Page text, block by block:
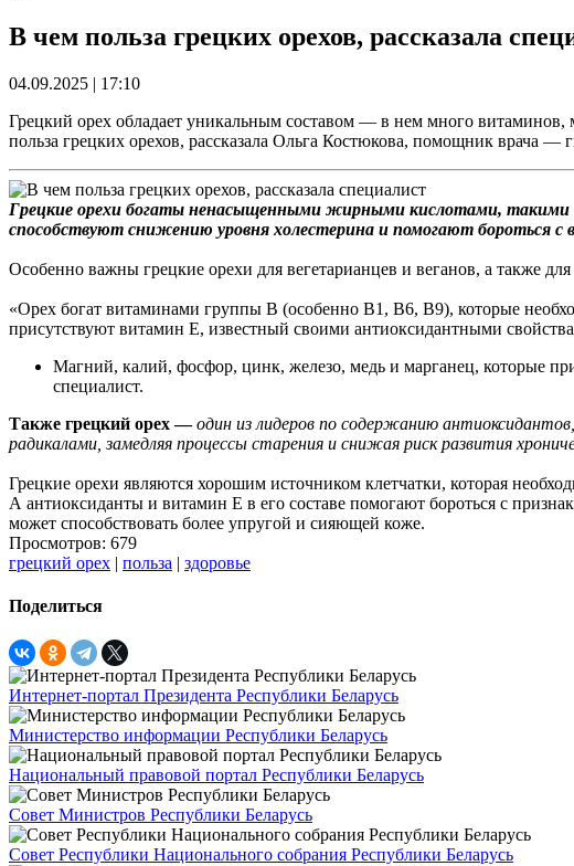
В чем польза грецких орехов, рассказала
04.09.2025 | 17:10
Грецкий орех обладает уникальным составом — в нем много
польза грецких орехов, рассказала Ольга Костюкова, помощник врача —
Грецкие орехи богаты ненасыщенными жирными кислотами, такими
способствуют снижению уровня холестерина и помогают бороться с
Особенно важны грецкие орехи для вегетарианцев и веганов, а также
«Орех богат витаминами группы B (особенно B1, B6, B9), которые
присутствуют витамин E, известный своими антиоксидантными
Магний, калий, фосфор, цинк, железо, медь и марганец, которые
специалист.
Также грецкий орех — один из лидеров по содержанию
радикалами, замедляя процессы старения и снижая риск развития
Грецкие орехи являются хорошим источником клетчатки, которая
А антиоксиданты и витамин E в его составе помогают бороться с
может способствовать более упругой и сияющей коже.
Просмотров: 679
грецкий орех | польза | здоровье
Поделиться
Интернет-портал Президента Республики Беларусь
Министерство информации Республики Беларусь
Национальный правовой портал Республики Беларусь
Совет Министров Республики Беларусь
Совет Республики Национального собрания Республики Беларусь